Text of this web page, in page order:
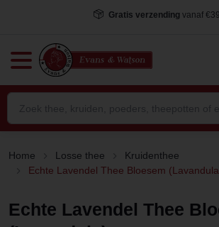
Voor 15.00 uur besteld, dezelfde dag
Home Losse thee
Kruidenthee
Echte Lavendel Thee Bloesem
Echte Lavendel Thee